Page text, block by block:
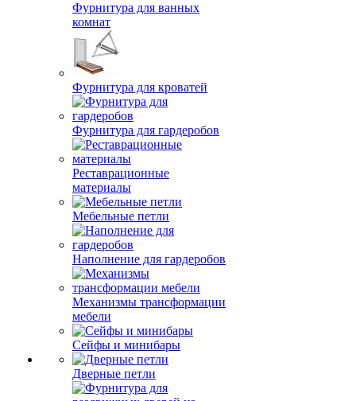
Фурнитура для ванных
комнат
Фурнитура для кроватей
Фурнитура для гардеробов
Реставрационные
материалы
Мебельные петли
Наполнение для гардеробов
Механизмы трансформации
мебели
Сейфы и минибары
Дверные петли